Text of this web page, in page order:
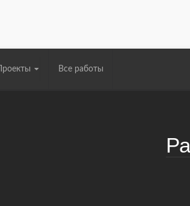
Проекты Все работы